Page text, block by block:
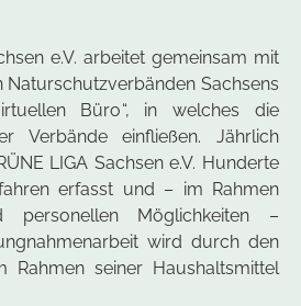
e.V. arbeitet gemeinsam mit
Naturschutzverbänden Sachsens
Büro“, in welches die
Verbände einfließen. Jährlich
LIGA Sachsen e.V. Hunderte
erfasst und – im Rahmen
personellen Möglichkeiten –
wird durch den
Rahmen seiner Haushaltsmittel